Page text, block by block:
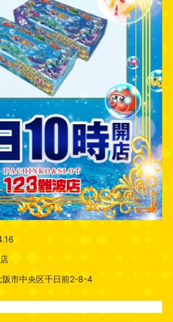
阪市中央区千日前2-8-4